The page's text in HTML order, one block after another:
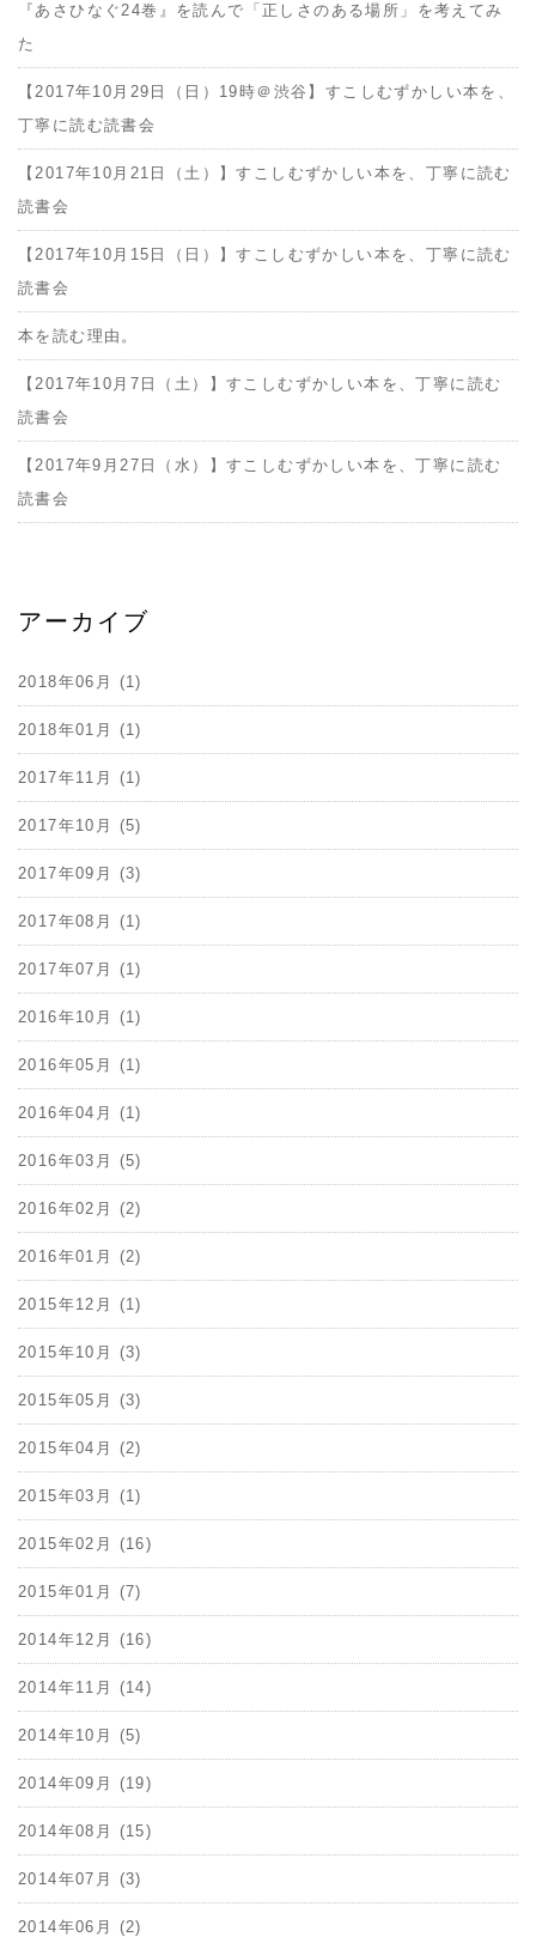
『あさひなぐ24巻』を読んで「正しさのある場所」を考えてみ
た
【2017年10月29日（日）19時＠渋谷】すこしむずかしい本を、
丁寧に読む読書会
【2017年10月21日（土）】すこしむずかしい本を、丁寧に読む
読書会
【2017年10月15日（日）】すこしむずかしい本を、丁寧に読む
読書会
本を読む理由。
【2017年10月7日（土）】すこしむずかしい本を、丁寧に読む
読書会
【2017年9月27日（水）】すこしむずかしい本を、丁寧に読む
読書会
アーカイブ
2018年06月 (1)
2018年01月 (1)
2017年11月 (1)
2017年10月 (5)
2017年09月 (3)
2017年08月 (1)
2017年07月 (1)
2016年10月 (1)
2016年05月 (1)
2016年04月 (1)
2016年03月 (5)
2016年02月 (2)
2016年01月 (2)
2015年12月 (1)
2015年10月 (3)
2015年05月 (3)
2015年04月 (2)
2015年03月 (1)
2015年02月 (16)
2015年01月 (7)
2014年12月 (16)
2014年11月 (14)
2014年10月 (5)
2014年09月 (19)
2014年08月 (15)
2014年07月 (3)
2014年06月 (2)